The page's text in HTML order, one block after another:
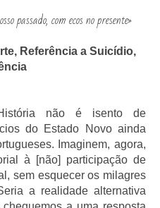
passado, com ecos no presente»
Referência a Suicídio,
não é isento de
do Estado Novo ainda
Imaginem, agora,
à [não] participação de
sem esquecer os milagres
a realidade alternativa